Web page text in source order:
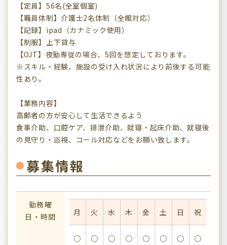
【定員】56名(全室個室)
【職員体制】介護士2名体制（全館対応）
【記録】ipad（カナミック使用）
【制服】上下貸与
【OJT】夜勤専従の場合、5回を想定しております。
※スキル・経験、施設の受け入れ状況により前後する可能
性あり。
【業務内容】
高齢者の方が安心して生活できるよう
食事介助、口腔ケア、排泄介助、就寝・起床介助、就寝後
の見守り・巡視、コール対応などをお願い致します。
募集情報
勤務曜
日・時間
月 火 水 木 金 土 日 祝
○ ○ ○ ○ ○ ○ ○ ○